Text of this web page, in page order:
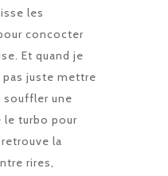
les
concocter
Et quand je
pas juste mettre
souffler une
le turbo pour
la
rires,